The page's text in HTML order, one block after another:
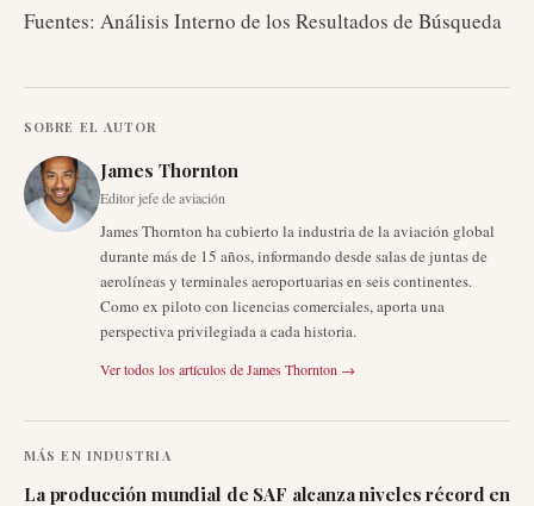
Fuentes: Análisis Interno de los Resultados de Búsqueda
SOBRE EL AUTOR
James Thornton
Editor jefe de aviación
James Thornton ha cubierto la industria de la aviación global
durante más de 15 años, informando desde salas de juntas de
aerolíneas y terminales aeroportuarias en seis continentes.
Como ex piloto con licencias comerciales, aporta una
perspectiva privilegiada a cada historia.
Ver todos los artículos deJames Thornton →
MÁS EN INDUSTRIA
La producción mundial de SAF alcanza niveles récord en